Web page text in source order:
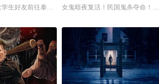
篇章。然而萨迦的喜悦被一股令人发寒的疑惧笼罩
生好友前往泰国海岸，开启步入社会前的最后一场
女鬼暗夜复活！民国鬼杀夺命！